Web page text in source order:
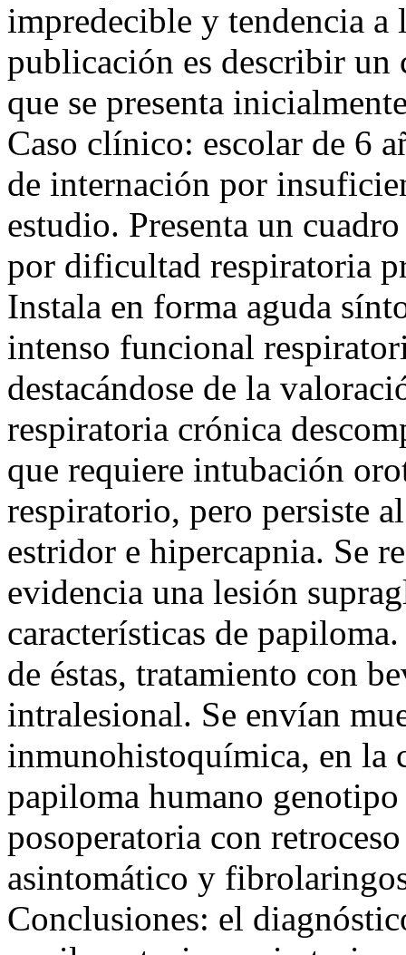
impredecible y tendencia
publicación es describir un
que se presenta
Caso clínico: escolar de 6
de internación por
estudio. Presenta un
por dificultad respiratoria
Instala en forma aguda
intenso funcional
destacándose de la
respiratoria crónica
que requiere intubación
respiratorio, pero persiste
estridor e hipercapnia. Se
evidencia una lesión
características de
de éstas, tratamiento con
intralesional. Se envían
inmunohistoquímica, en la
papiloma humano
posoperatoria con
asintomático y
Conclusiones: el